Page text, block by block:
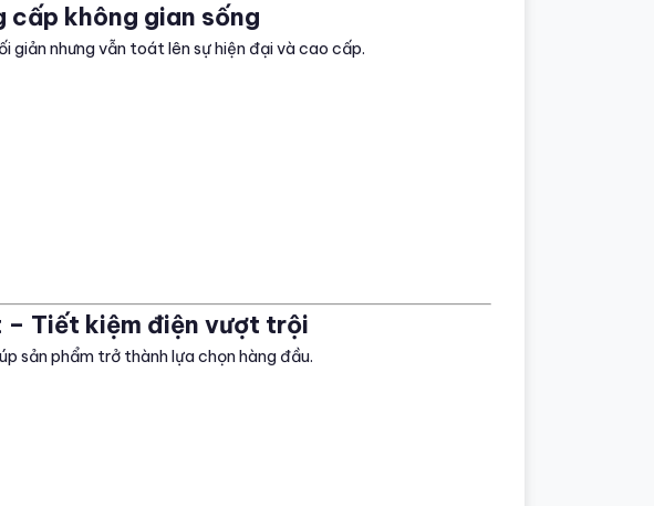
cấp không gian sống
nhưng vẫn toát lên sự hiện đại và cao cấp.
– Tiết kiệm điện vượt trội
sản phẩm trở thành lựa chọn hàng đầu.